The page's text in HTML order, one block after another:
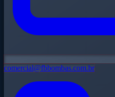
comercial@fbbombas.com.br